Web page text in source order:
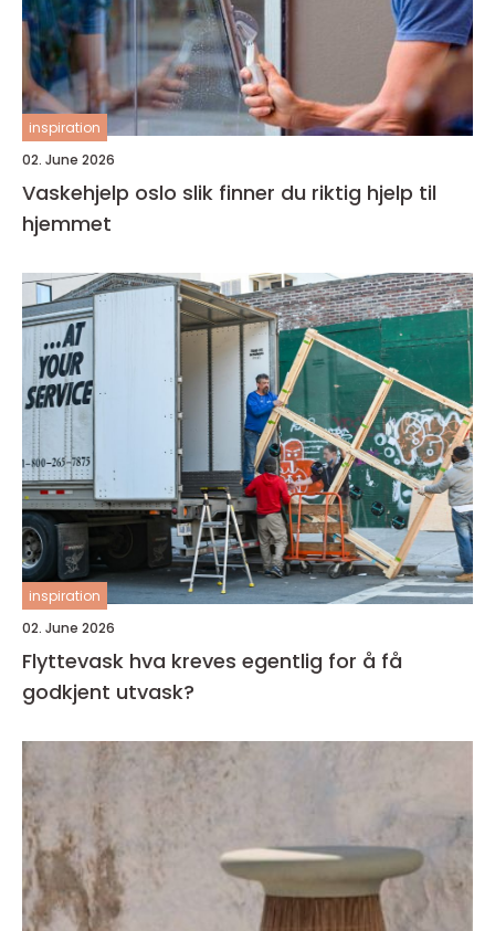
inspiration
02. June 2026
Vaskehjelp oslo slik finner du riktig hjelp til
hjemmet
inspiration
02. June 2026
Flyttevask hva kreves egentlig for å få
godkjent utvask?